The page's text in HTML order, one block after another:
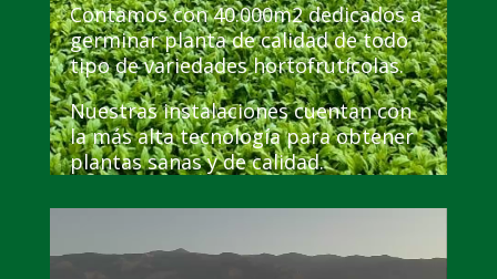
Contamos con 40.000m2 dedicados a
germinar planta de calidad de todo
tipo de variedades hortofrutícolas.
Nuestras instalaciones cuentan con
la más alta tecnología para obtener
plantas sanas y de calidad.